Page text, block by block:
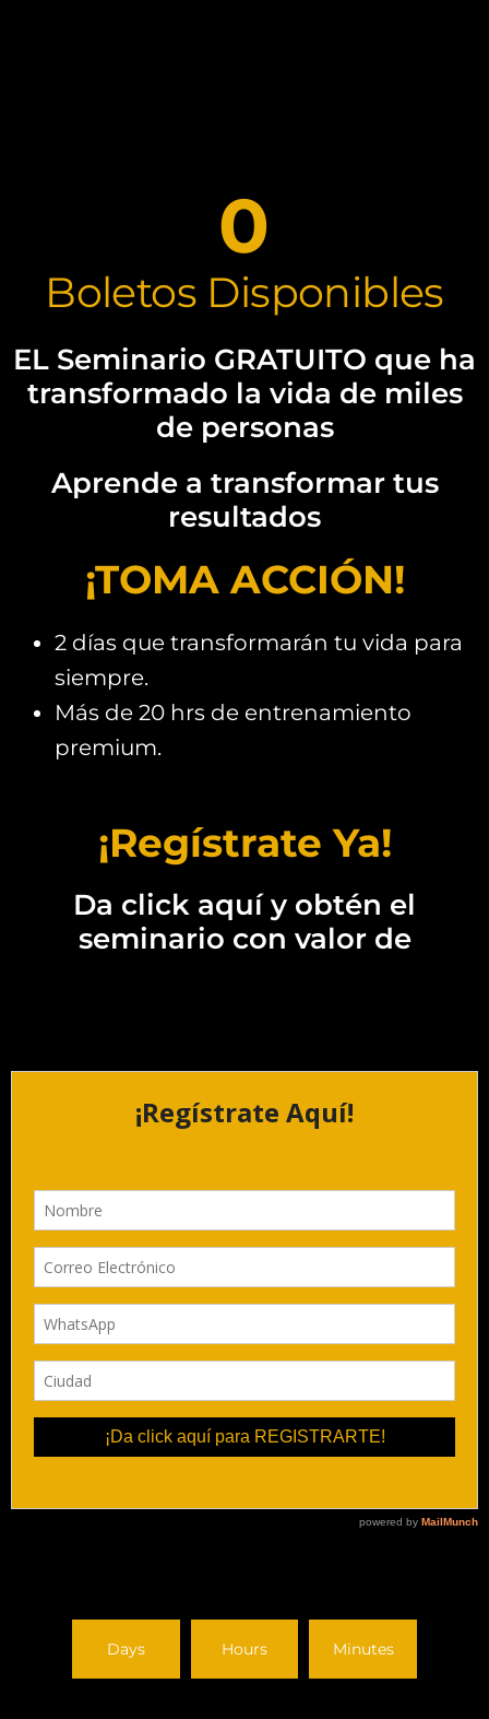
Boletos Disponibles
0
EL Seminario GRATUITO que ha
transformado la vida de miles
de personas
Aprende a transformar tus
resultados
¡TOMA ACCIÓN!
2 días que transformarán tu vida para
siempre.
Más de 20 hrs de entrenamiento
premium.
¡Regístrate Ya!
Da click aquí y obtén el
seminario con valor de
Days Hours Minutes